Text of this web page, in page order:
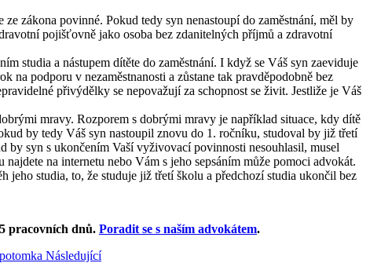
zákona povinné. Pokud tedy syn nenastoupí do zaměstnání, měl by
pojišťovně jako osoba bez zdanitelných příjmů a zdravotní
studia a nástupem dítěte do zaměstnání. I když se Váš syn zaeviduje
na podporu v nezaměstnanosti a zůstane tak pravděpodobně bez
přivýdělky se nepovažují za schopnost se živit. Jestliže je Váš
mravy. Rozporem s dobrými mravy je například situace, kdy dítě
by tedy Váš syn nastoupil znovu do 1. ročníku, studoval by již třetí
syn s ukončením Vaší vyživovací povinnosti nesouhlasil, musel
na internetu nebo Vám s jeho sepsáním může pomoci advokát.
jeho studia, to, že studuje již třetí školu a předchozí studia ukončil bez
pracovních dnů. Poradit se s naším advokátem.
Následující